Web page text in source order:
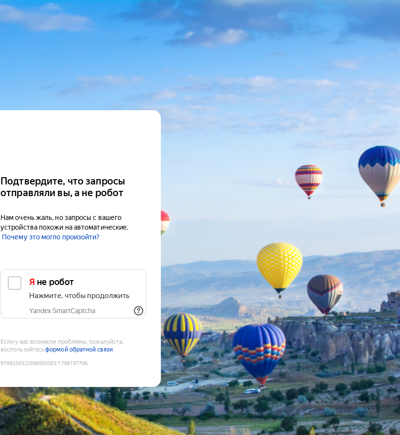
Подтвердите, что запросы
отправляли вы, а не робот
Нам очень жаль, но запросы с вашего
устройства похожи на автоматические.
Почему это могло произойти?
Я не робот
Нажмите, чтобы продолжить
Yandex SmartCaptcha
Если у вас возникли проблемы, пожалуйста,
воспользуйтесьформой обратной связи
9189234522846950383:1786197706